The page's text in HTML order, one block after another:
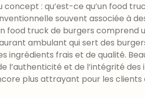
concept : qu’est-ce qu’un food
souvent associée à
food truck de burgers comprend
ambulant qui sert des
ingrédients frais et de qualité.
l’authenticité et de l’intégrité des
plus attrayant pour les clients